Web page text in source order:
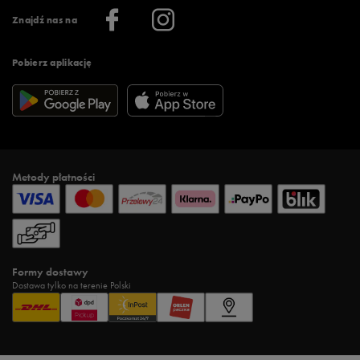
Znajdź nas na
Pobierz aplikację
Więcej regulaminów >
Informacje o firmie
Metody płatności
Formy dostawy
Dostawa tylko na terenie Polski